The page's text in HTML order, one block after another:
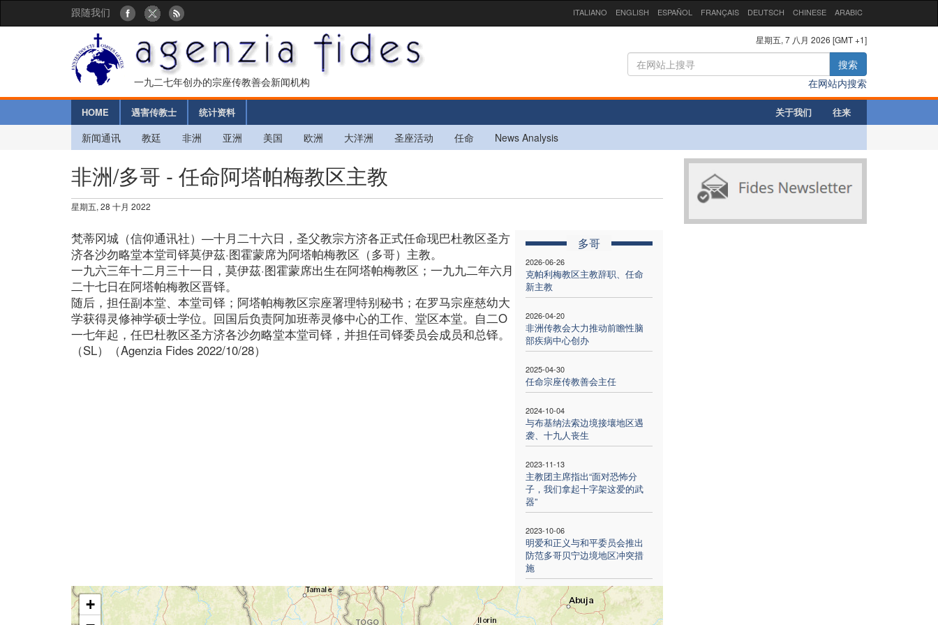
跟随我们 ITALIANO ENGLISH ESPAÑOL FRANÇAIS DEUTSCH CHINESE ARABIC
一九二七年创办的宗座传教善会新闻机构
星期五, 7 八月 2026 [GMT +1]
搜索
在网站内搜索
HOME 遇害传教士 统计资料 关于我们 往来
新闻通讯 教廷 非洲 亚洲 美国 欧洲 大洋洲 圣座活动 任命 News Analysis
非洲/多哥 - 任命阿塔帕梅教区主教
星期五, 28 十月 2022
多哥
2026-06-26
克帕利梅教区主教辞职、任命
新主教
2026-04-20
非洲传教会大力推动前瞻性脑
部疾病中心创办
2025-04-30
任命宗座传教善会主任
2024-10-04
与布基纳法索边境接壤地区遇
袭、十九人丧生
2023-11-13
主教团主席指出“面对恐怖分
子，我们拿起十字架这爱的武
器”
2023-10-06
明爱和正义与和平委员会推出
防范多哥贝宁边境地区冲突措
施
梵蒂冈城（信仰通讯社）—十月二十六日，圣父教宗方济各正式任命现巴杜教区圣方
济各沙勿略堂本堂司铎莫伊茲·图霍蒙席为阿塔帕梅教区（多哥）主教。
一九六三年十二月三十一日，莫伊茲·图霍蒙席出生在阿塔帕梅教区；一九九二年六月
二十七日在阿塔帕梅教区晋铎。
随后，担任副本堂、本堂司铎；阿塔帕梅教区宗座署理特别秘书；在罗马宗座慈幼大
学获得灵修神学硕士学位。回国后负责阿加班蒂灵修中心的工作、堂区本堂。自二O
一七年起，任巴杜教区圣方济各沙勿略堂本堂司铎，并担任司铎委员会成员和总铎。
（SL）（Agenzia Fides 2022/10/28）
+